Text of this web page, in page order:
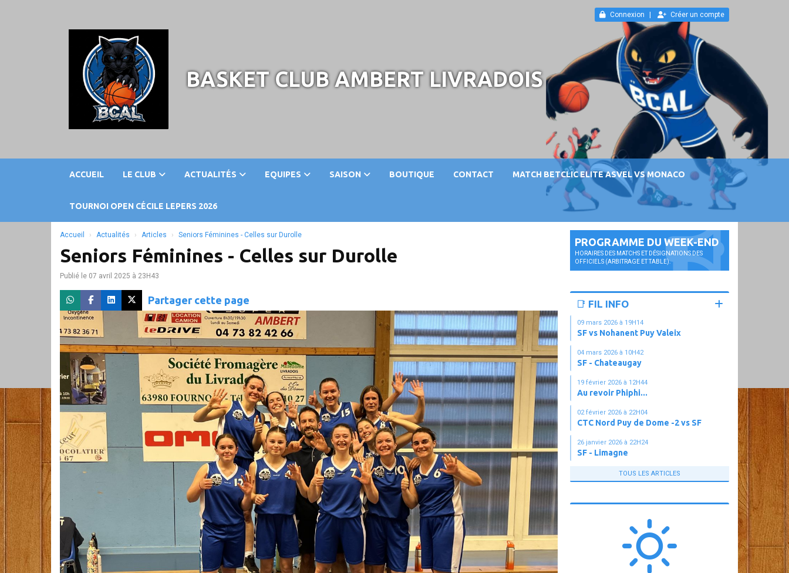
Connexion Créer un compte
BASKET CLUB AMBERT LIVRADOIS
ACCUEIL LE CLUB ACTUALITÉS EQUIPES SAISON BOUTIQUE CONTACT MATCH BETCLIC ELITE ASVEL VS MONACO
TOURNOI OPEN CÉCILE LEPERS 2026
Accueil Actualités Articles Seniors Féminines - Celles sur Durolle
Seniors Féminines - Celles sur Durolle
Publié le 07 avril 2025 à 23H43
Partager cette page
PROGRAMME DU WEEK-END
HORAIRES DES MATCHS ET DÉSIGNATIONS DES
OFFICIELS (ARBITRAGE ET TABLE).
📑 FIL INFO
09 mars 2026 à 19H14
SF vs Nohanent Puy Valeix
04 mars 2026 à 10H42
SF - Chateaugay
19 février 2026 à 12H44
Au revoir Phiphi...
02 février 2026 à 22H04
CTC Nord Puy de Dome -2 vs SF
26 janvier 2026 à 22H24
SF - Limagne
TOUS LES ARTICLES